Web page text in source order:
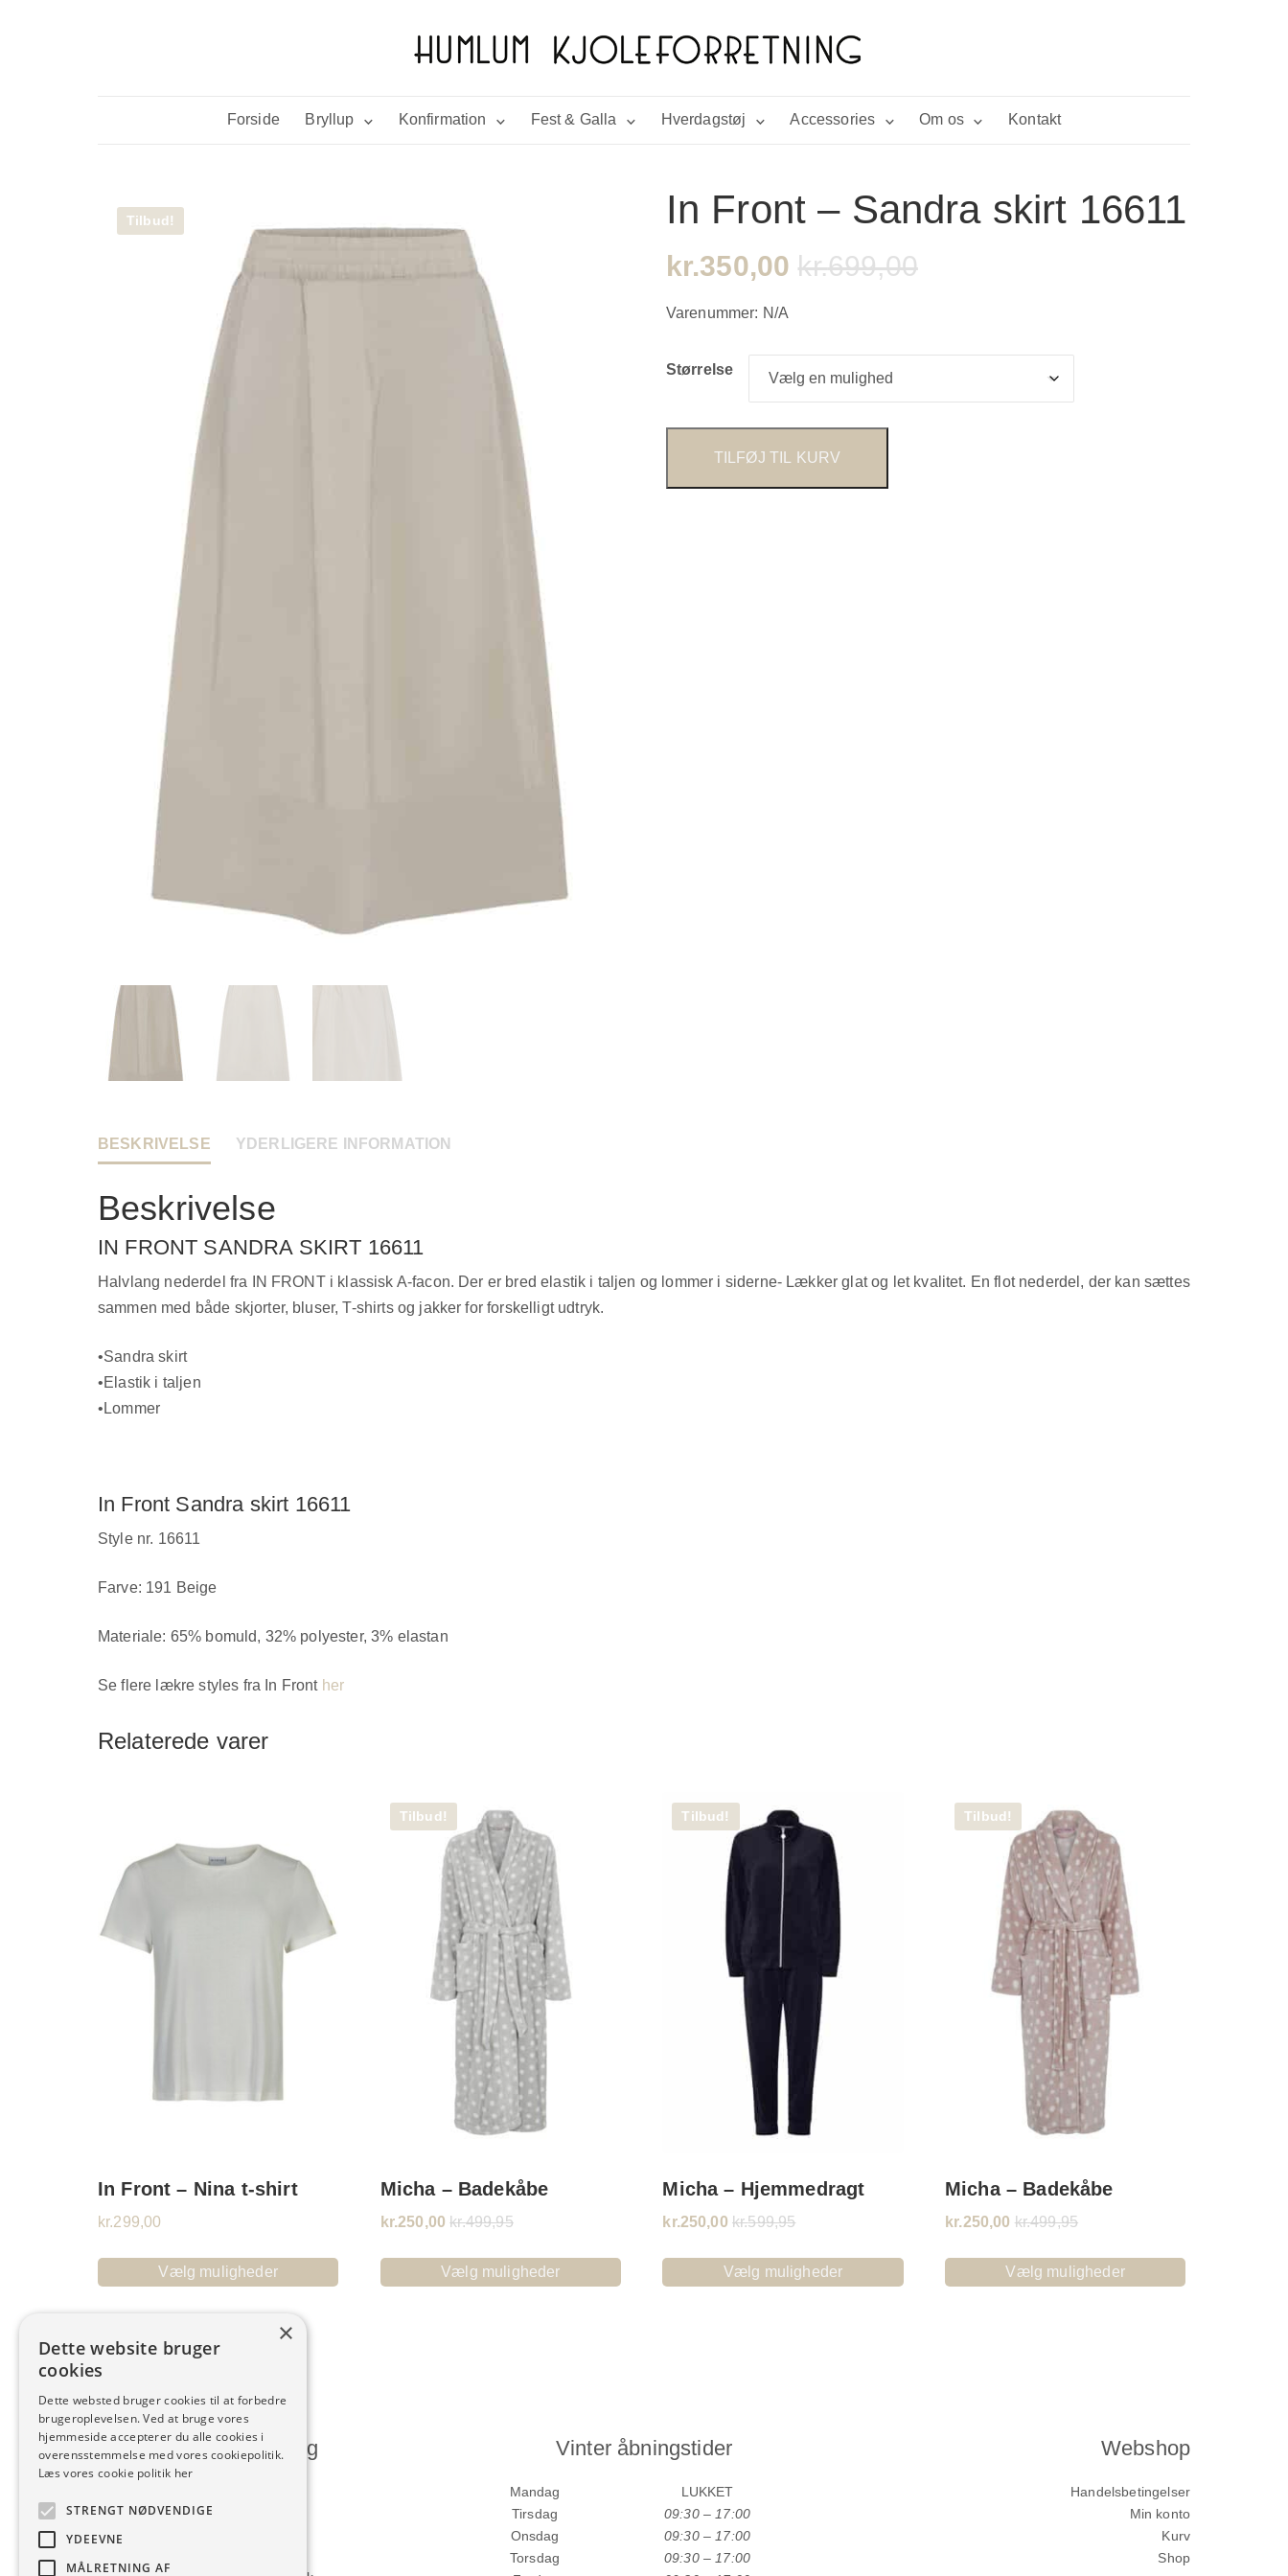
Forside Bryllup Konfirmation Fest & Galla Hverdagstøj Accessories Om os Kontakt
Tilbud! In Front – Sandra skirt 16611
kr.350,00 kr.699,00
Varenummer: N/A
Størrelse
TILFØJ TIL KURV
BESKRIVELSE YDERLIGERE INFORMATION
Beskrivelse
IN FRONT SANDRA SKIRT 16611
Halvlang nederdel fra IN FRONT i klassisk A-facon. Der er bred elastik i taljen og lommer i siderne- Lækker glat og let kvalitet. En flot nederdel, der kan sættes
sammen med både skjorter, bluser, T-shirts og jakker for forskelligt udtryk.
•Sandra skirt
•Elastik i taljen
•Lommer
In Front Sandra skirt 16611
Style nr. 16611
Farve: 191 Beige
Materiale: 65% bomuld, 32% polyester, 3% elastan
Se flere lækre styles fra In Front her
Relaterede varer
In Front – Nina t-shirt
kr.299,00
Vælg muligheder
Tilbud!
Micha – Badekåbe
kr.250,00 kr.499,95
Vælg muligheder
Tilbud!
Micha – Hjemmedragt
kr.250,00 kr.599,95
Vælg muligheder
Tilbud!
Micha – Badekåbe
kr.250,00 kr.499,95
Vælg muligheder
Humlum Kjoleforretning
7600 Struer
Vinter åbningstider
Mandag
LUKKET
Tirsdag
09:30 – 17:00
Onsdag
09:30 – 17:00
Torsdag
09:30 – 17:00
Webshop
Handelsbetingelser
Min konto
Kurv
Shop
×
Dette website bruger
cookies
Dette websted bruger cookies til at forbedre
brugeroplevelsen. Ved at bruge vores
hjemmeside accepterer du alle cookies i
overensstemmelse med vores cookiepolitik.
Læs vores cookie politik her
STRENGT NØDVENDIGE
YDEEVNE
MÅLRETNING AF